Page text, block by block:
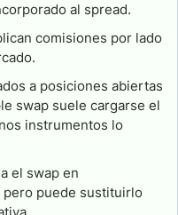
al spread.
comisiones por lado
a posiciones abiertas
swap suele cargarse el
instrumentos lo
el swap en
puede sustituirlo